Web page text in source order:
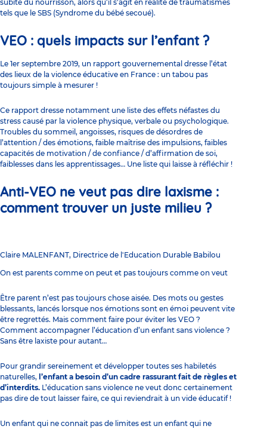
subite du nourrisson, alors qu'il s'agit en réalité de traumatismes
tels que le SBS (Syndrome du bébé secoué).
VEO : quels impacts sur l’enfant ?
Le 1er septembre 2019, un rapport gouvernemental dresse l’état
des lieux de la violence éducative en France : un tabou pas
toujours simple à mesurer !
Ce rapport dresse notamment une liste des effets néfastes du
stress causé par la violence physique, verbale ou psychologique.
Troubles du sommeil, angoisses, risques de désordres de
l’attention / des émotions, faible maîtrise des impulsions, faibles
capacités de motivation / de confiance / d’affirmation de soi,
faiblesses dans les apprentissages… Une liste qui laisse à réfléchir !
Anti-VEO ne veut pas dire laxisme :
comment trouver un juste milieu ?
Claire MALENFANT, Directrice de l'Education Durable Babilou
On est parents comme on peut et pas toujours comme on veut
Être parent n’est pas toujours chose aisée. Des mots ou gestes
blessants, lancés lorsque nos émotions sont en émoi peuvent vite
être regrettés. Mais comment faire pour éviter les VEO ?
Comment accompagner l’éducation d’un enfant sans violence ?
Sans être laxiste pour autant…
Pour grandir sereinement et développer toutes ses habiletés
naturelles, l’enfant a besoin d’un cadre rassurant fait de règles et
d’interdits. L’éducation sans violence ne veut donc certainement
pas dire de tout laisser faire, ce qui reviendrait à un vide éducatif !
Un enfant qui ne connait pas de limites est un enfant qui ne